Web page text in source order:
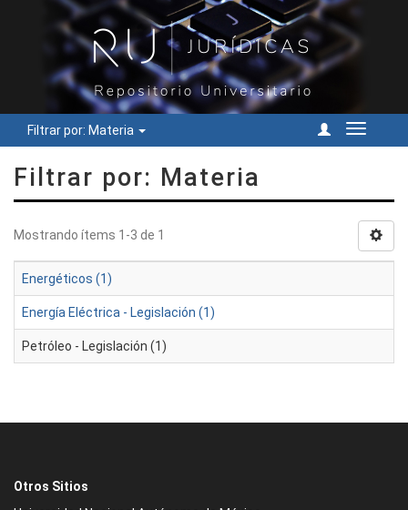
Filtrar por: Materia
Cambiar
Filtrar por: Materia
Mostrando ítems 1-3 de 1
Energéticos (1)
Energía Eléctrica - Legislación (1)
Petróleo - Legislación (1)
Otros Sitios